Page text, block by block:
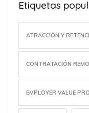
Etiquetas
ATRACCIÓN Y
CONTRATACIÓN
EMPLOYER VALUE